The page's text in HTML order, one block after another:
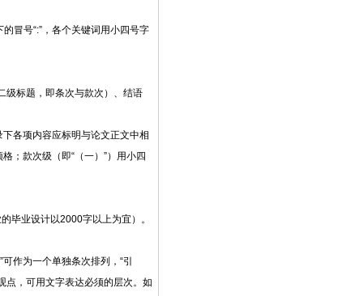
的冒号“:”，各个关键词用小四号字
级标题，即条次与款次）、结语
各项内容应标明与论文正文中相
；款次级（即“（一）”）用小四
毕业设计以2000字以上为宜）。
可作为一个单独条次排列，“引
点，可用文字表达必须的层次。如